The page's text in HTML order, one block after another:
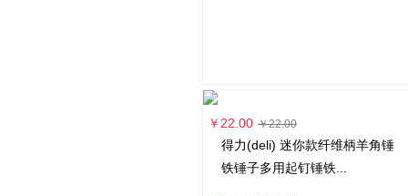
￥22.00 ￥22.00
得力(deli) 迷你款纤维柄羊角锤
铁锤子多用起钉锤铁...